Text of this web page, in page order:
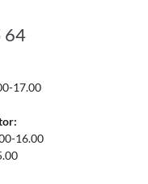
64
17.00
16.00